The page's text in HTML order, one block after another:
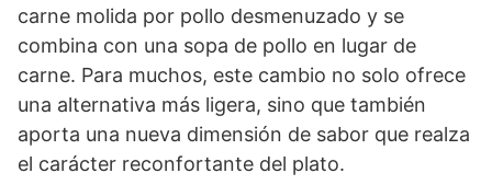
carne molida por pollo desmenuzado y se
combina con una sopa de pollo en lugar de
carne. Para muchos, este cambio no solo ofrece
una alternativa más ligera, sino que también
aporta una nueva dimensión de sabor que realza
el carácter reconfortante del plato.